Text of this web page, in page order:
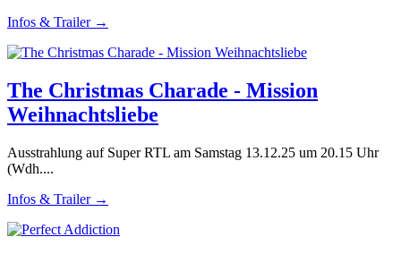
Infos & Trailer →
The Christmas Charade - Mission
Weihnachtsliebe
Ausstrahlung auf Super RTL am Samstag 13.12.25 um 20.15 Uhr
(Wdh....
Infos & Trailer →